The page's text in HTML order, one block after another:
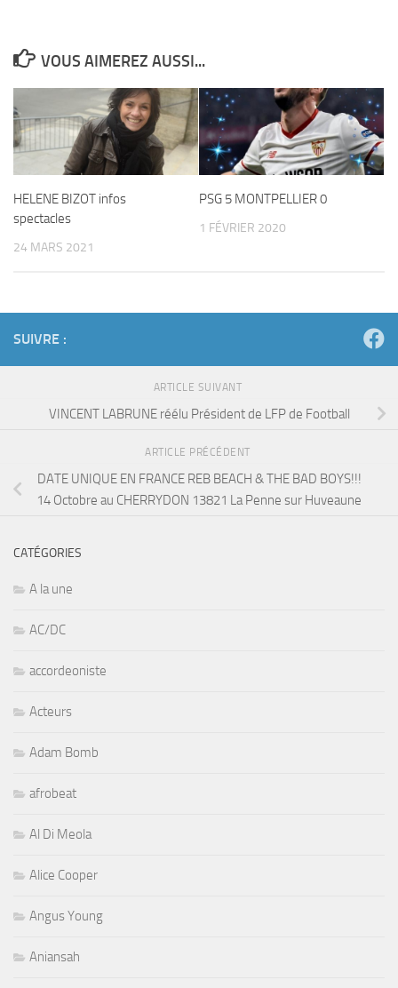
VOUS AIMEREZ AUSSI...
HELENE BIZOT infos
spectacles
24 MARS 2021
PSG 5 MONTPELLIER 0
1 FÉVRIER 2020
SUIVRE :
ARTICLE SUIVANT
VINCENT LABRUNE réélu Président de LFP de Football
ARTICLE PRÉCÉDENT
DATE UNIQUE EN FRANCE REB BEACH & THE BAD BOYS!!!
14 Octobre au CHERRYDON 13821 La Penne sur Huveaune
CATÉGORIES
A la une
AC/DC
accordeoniste
Acteurs
Adam Bomb
afrobeat
Al Di Meola
Alice Cooper
Angus Young
Aniansah